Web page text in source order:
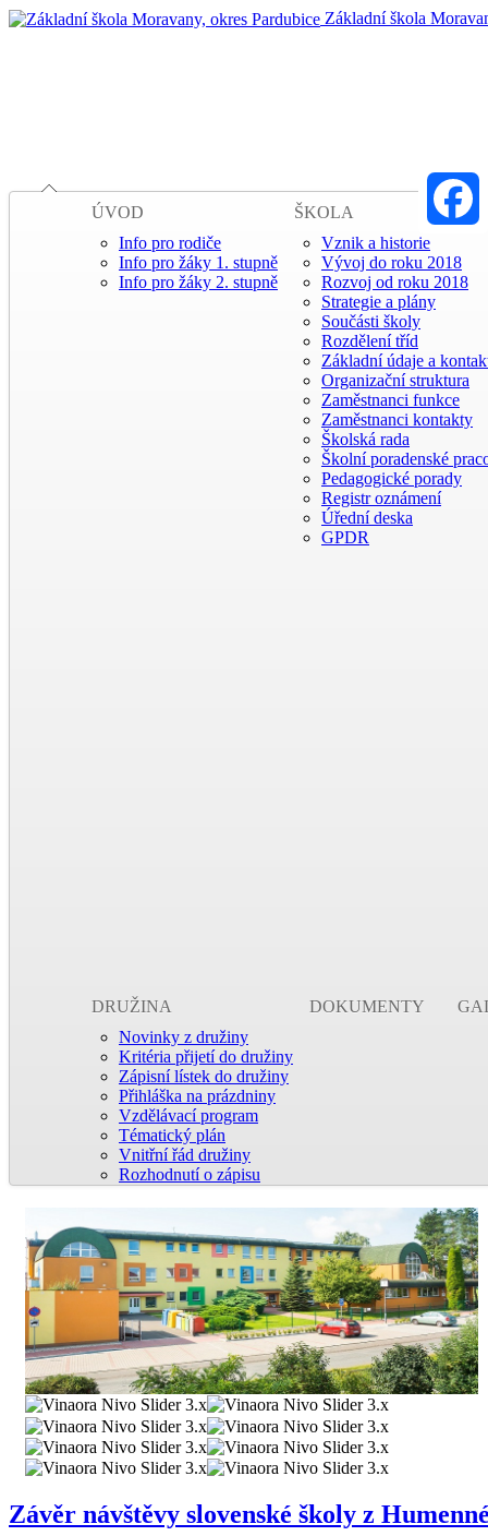
Základní škola
ÚVOD
Info pro rodiče
Info pro žáky 1. stupně
Info pro žáky 2. stupně
ŠKOLA
Vznik a historie
Vývoj do roku 2018
Rozvoj od roku 2018
Strategie a plány
Součásti školy
Rozdělení tříd
Základní údaje a
Organizační struktura
Zaměstnanci funkce
Zaměstnanci kontakty
Školská rada
Školní poradenské
Pedagogické porady
Registr oznámení
Úřední deska
GPDR
DRUŽINA
Novinky z družiny
Kritéria přijetí do družiny
Zápisní lístek do družiny
Přihláška na prázdniny
Vzdělávací program
Tématický plán
Vnitřní řád družiny
Rozhodnutí o zápisu
DOKUMENTY
Závěr návštěvy slovenské školy z